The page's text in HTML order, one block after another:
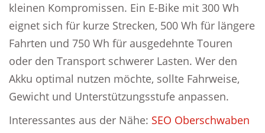
kleinen Kompromissen. Ein E-Bike mit 300 Wh
eignet sich für kurze Strecken, 500 Wh für längere
Fahrten und 750 Wh für ausgedehnte Touren
oder den Transport schwerer Lasten. Wer den
Akku optimal nutzen möchte, sollte Fahrweise,
Gewicht und Unterstützungsstufe anpassen.
Interessantes aus der Nähe: SEO Oberschwaben